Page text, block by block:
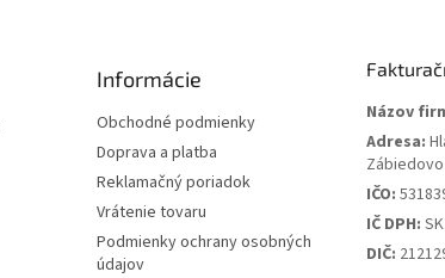
Informácie
Obchodné podmienky
Doprava a platba
Reklamačný poriadok
Vrátenie tovaru
Podmienky ochrany osobných
údajov
Názov
Adresa:
Zábiedovo
IČO:
IČ DPH:
DIČ: